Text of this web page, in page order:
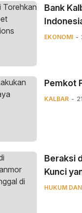
Bank
EKONOMI
Pemkot
KALBAR
Beraksi
Kunci
HUKUM